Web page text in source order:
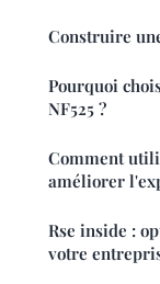
Construire
Pourquoi
NF525 ?
Comment
améliorer
Rse inside :
votre